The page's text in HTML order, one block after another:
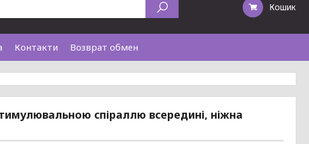
Кошик
Контакти Возврат обмен
спіраллю всередині, ніжна